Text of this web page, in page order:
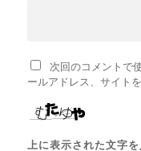
次回のコメントで
ールアドレス、サイトを
上に表示された文字